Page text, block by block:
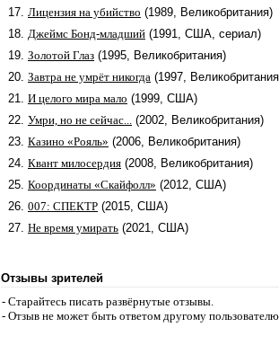
17. Лицензия на убийство (1989, Великобритания)
18. Джеймс Бонд-младший (1991, США, сериал)
19. Золотой Глаз (1995, Великобритания)
20. Завтра не умрёт никогда (1997,
21. И целого мира мало (1999, США)
22. Умри, но не сейчас... (2002, Великобритания)
23. Казино «Рояль» (2006, Великобритания)
24. Квант милосердия (2008, Великобритания)
25. Координаты «Скайфолл» (2012, США)
26. 007: СПЕКТР (2015, США)
27. Не время умирать (2021, США)
Отзывы зрителей
- Старайтесь писать развёрнутые отзывы.
- Отзыв не может быть ответом другому